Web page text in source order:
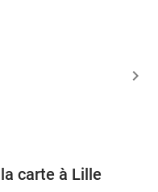
carte à Lille